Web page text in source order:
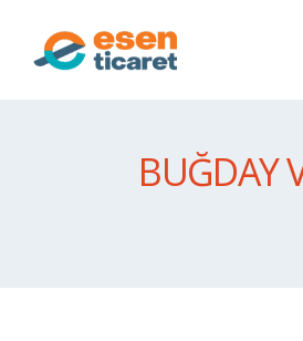
BUĞDAY